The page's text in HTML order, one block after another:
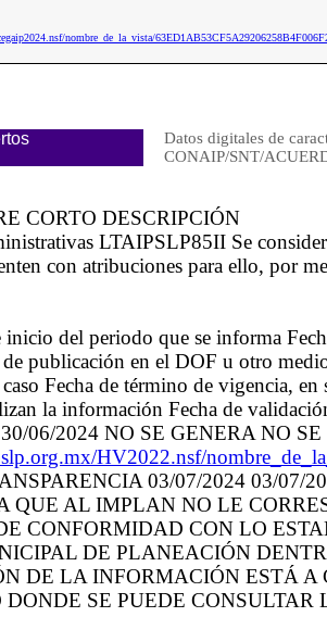
nombre_de_la_vista/
Datos digitales de
CONAIP/SNT/
CORTO DESCRIPCIÓN
LTAIPSLP85II Se
con atribuciones para ello, por
inicio del periodo que se informa
publicación en el DOF u otro
Fecha de término de vigencia,
la información Fecha de
06/2024 NO SE GENERA NO
HV2022.nsf/
03/07/2024 03/07/
QUE AL IMPLAN NO LE
CONFORMIDAD CON LO
DE PLANEACIÓN
DE LA INFORMACIÓN ESTÁ A
DONDE SE PUEDE